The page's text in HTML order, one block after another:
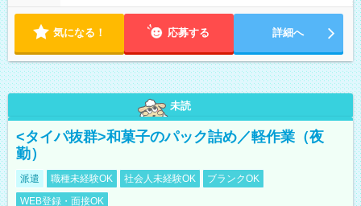
気になる！ 応募する 詳細へ
未読
<タイパ抜群>和菓子のパック詰め／軽作業（夜
勤）
派遣 職種未経験OK 社会人未経験OK
ブランクOK
WEB登録・面接OK